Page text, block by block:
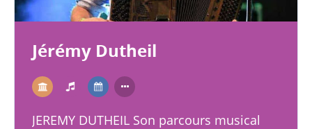
Jérémy Dutheil
JEREMY DUTHEIL Son parcours musical